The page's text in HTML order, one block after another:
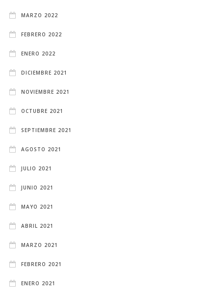
MARZO 2022
FEBRERO 2022
ENERO 2022
DICIEMBRE 2021
NOVIEMBRE 2021
OCTUBRE 2021
SEPTIEMBRE 2021
AGOSTO 2021
JULIO 2021
JUNIO 2021
MAYO 2021
ABRIL 2021
MARZO 2021
FEBRERO 2021
ENERO 2021